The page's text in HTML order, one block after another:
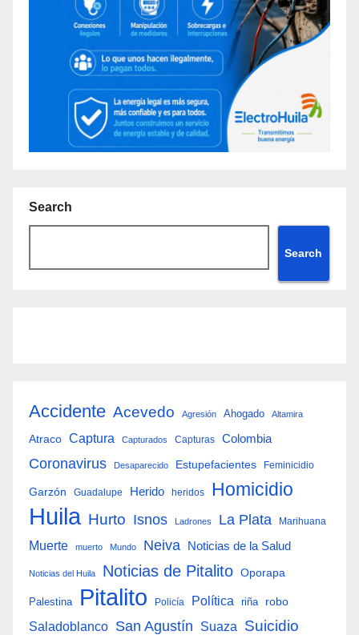
Search
Search
Accidente Acevedo Agresión Ahogado Altamira
Atraco Captura Capturados Capturas Colombia
Coronavirus Desaparecido Estupefacientes Feminicidio
Garzón Guadalupe Herido heridos Homicidio
Huila Hurto Isnos Ladrones La Plata Marihuana
Muerte muerto Mundo Neiva Noticias de la Salud
Noticias del Huila Noticias de Pitalito Oporapa
Palestina Pitalito Policía Política riña robo
Saladoblanco San Agustín Suaza Suicidio